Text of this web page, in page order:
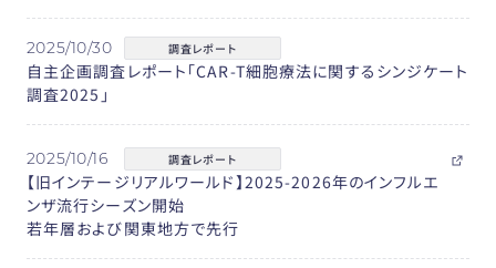
2025/10/30 調査レポート
自主企画調査レポート「CAR-T細胞療法に関するシンジケート
調査2025」
2025/10/16 調査レポート
【旧インテージリアルワールド】2025-2026年のインフルエ
ンザ流行シーズン開始
若年層および関東地方で先行